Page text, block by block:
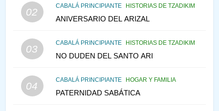
02
CABALÁ PRINCIPIANTE HISTORIAS DE TZADIKIM
ANIVERSARIO DEL ARIZAL
03
CABALÁ PRINCIPIANTE HISTORIAS DE TZADIKIM
NO DUDEN DEL SANTO ARI
04
CABALÁ PRINCIPIANTE HOGAR Y FAMILIA
PATERNIDAD SABÁTICA
PENSAMIENTO JUDÍO
1